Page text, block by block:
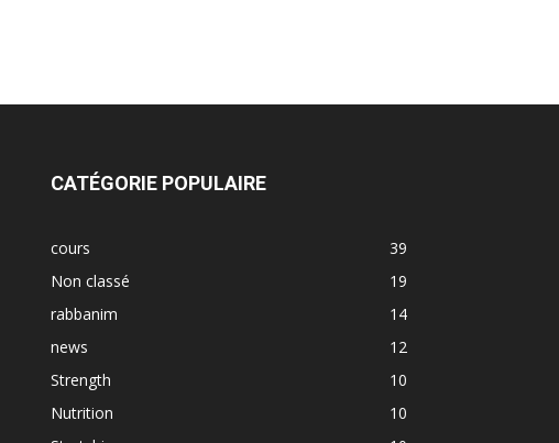
CATÉGORIE POPULAIRE
cours
39
Non classé
19
rabbanim
14
news
12
Strength
10
Nutrition
10